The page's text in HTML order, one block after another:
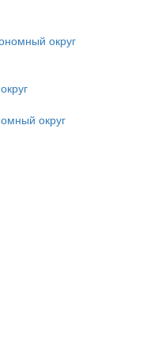
округ
округ